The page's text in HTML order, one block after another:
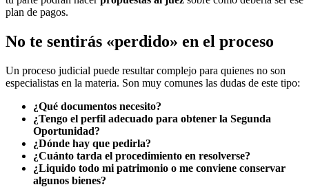
plan de pagos.
No te sentirás «perdido» en el proceso
Un proceso judicial puede resultar complejo para quienes no son
especialistas en la materia. Son muy comunes las dudas de este tipo:
¿Qué documentos necesito?
¿Tengo el perfil adecuado para obtener la Segunda
Oportunidad?
¿Dónde hay que pedirla?
¿Cuánto tarda el procedimiento en resolverse?
¿Liquido todo mi patrimonio o me conviene conservar
algunos bienes?